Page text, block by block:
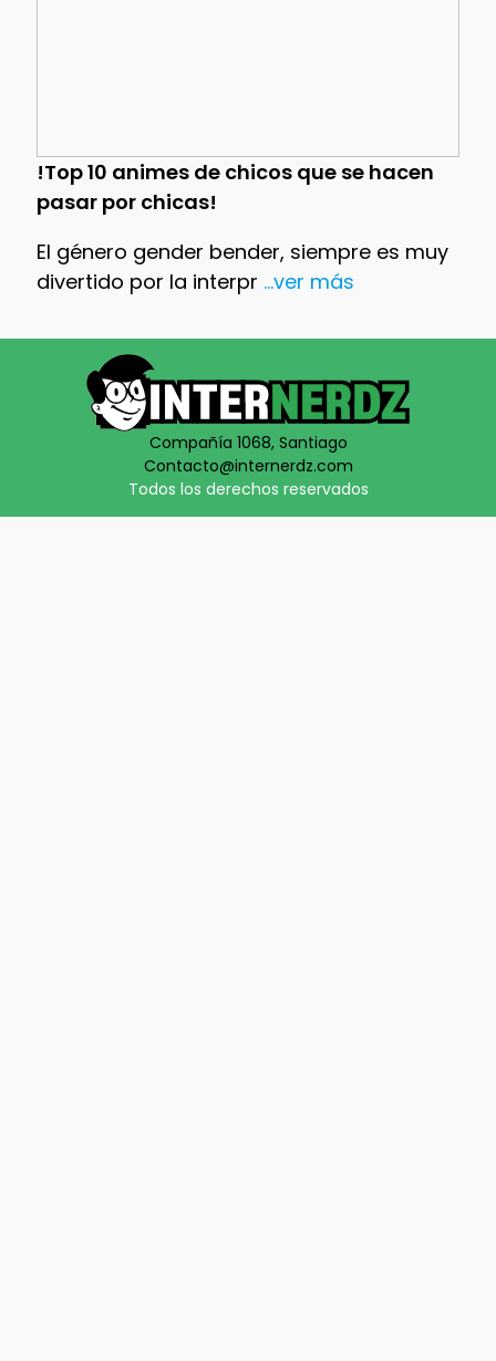
!Top 10 animes de chicos que se hacen
pasar por chicas!
El género gender bender, siempre es muy
divertido por la interpr ...ver más
Compañía 1068, Santiago
Contacto@internerdz.com
Todos los derechos reservados